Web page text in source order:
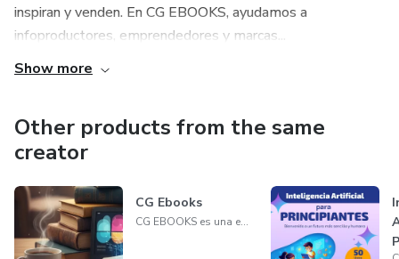
inspiran y venden. En CG EBOOKS, ayudamos a
infoproductores, emprendedores y marcas...
Show more
Other products from the same
creator
CG Ebooks
CG EBOOKS es una empresa especializada en la creación y producción de ebooks digitales de alta calidad